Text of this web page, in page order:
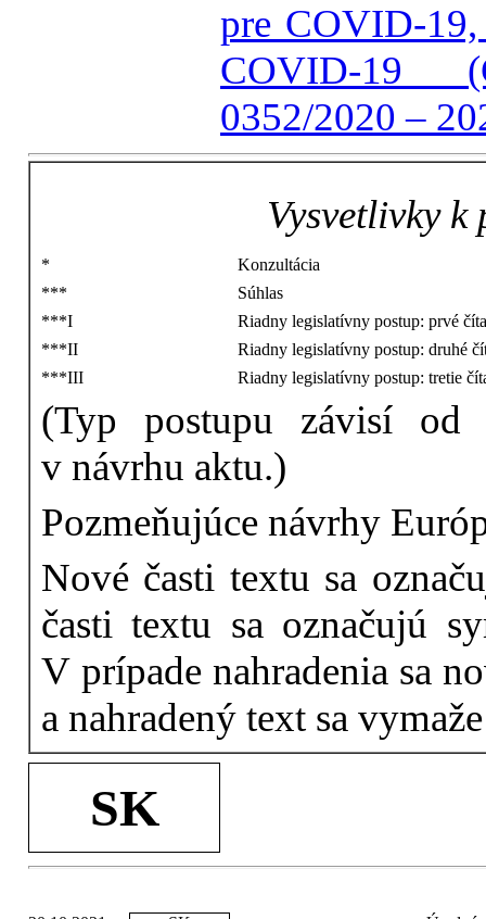
pre COVID-
COVID-19
0352/2020 –
Vysvetlivky k
*
Konzultácia
***
Súhlas
***I
Riadny legislatívny postup: prvé
***II
Riadny legislatívny postup: druhé
***III
Riadny legislatívny postup: tretie
(Typ postupu závisí od
v návrhu aktu.)
Pozmeňujúce návrhy
Nové časti textu sa
časti textu sa označujú
V prípade nahradenia sa
a nahradený text sa
SK